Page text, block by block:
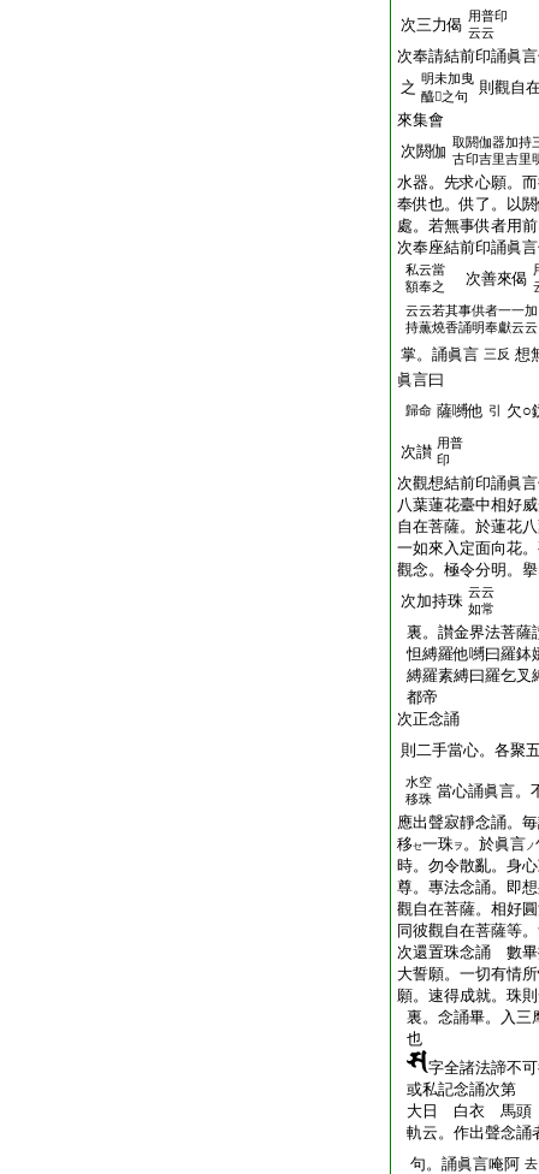
次三力偈 用普印
云云
次奉請結前印誦眞
之 明未加曳
醯𠰘之句
則觀自
來集會
次閼伽 取閼伽器加持
古印吉里吉里
水器。先求心願。
奉供也。供了。以
處。若無事供者用
次奉座結前印誦眞
私云當
額奉之
次善來偈
云云若其事供者一一加
持薫燒香誦明奉獻云云
掌。誦眞言 三反 想
眞言曰
歸命 薩嚩他 引 欠○
次讃 用普
印
次觀想結前印誦眞
八葉蓮花臺中相好
自在菩薩。於蓮花
一如來入定面向花
觀念。極令分明。
次加持珠 云云
如常
裏。讃金界法菩薩
怛縛羅他嚩曰羅鉢
縛羅素縛曰羅乞叉
都帝
次正念誦
則二手當心。各聚
水空
移珠 當心誦眞言。
應出聲寂靜念誦。
移セ一珠ヲ 。於眞言ノ
時。勿令散亂。身
尊。專法念誦。即
觀自在菩薩。相好
同彼觀自在菩薩等
次還置珠念誦 數畢
大誓願。一切有情
願。速得成就。珠
裏。念誦畢。入三
也
字全諸法諦不
或私記念誦次第
大日 白衣 馬頭
軌云。作出聲念誦
句。誦眞言唵阿